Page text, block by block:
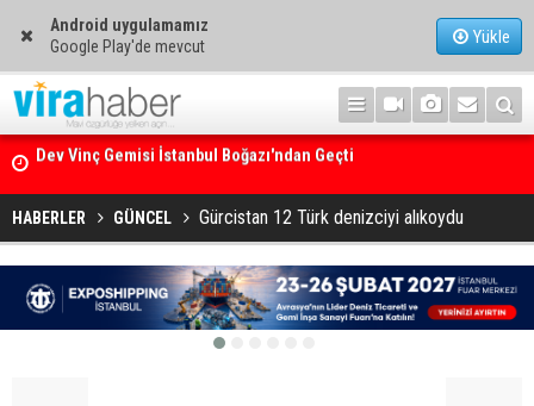
Android uygulamamız
Google Play'de mevcut
Yükle
Ege Denizi’nin En Büyük Mercan Ormanı
HABERLER GÜNCEL Gürcistan 12 Türk denizciyi alıkoydu